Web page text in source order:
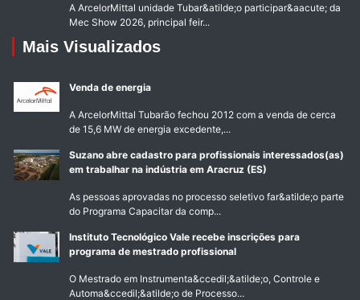
A ArcelorMittal unidade Tubar&atilde;o participar&aacute; da
Mec Show 2026, principal feir...
Mais Visualizados
Venda de energia
A ArcelorMittal Tubarão fechou 2012 com a venda de cerca
de 15,6 MW de energia excedente,...
Suzano abre cadastro para profissionais interessados(as)
em trabalhar na indústria em Aracruz (ES)
As pessoas aprovadas no processo seletivo far&atilde;o parte
do Programa Capacitar da comp...
Instituto Tecnológico Vale recebe inscrições para
programa de mestrado profissional
O Mestrado em Instrumenta&ccedil;&atilde;o, Controle e
Automa&ccedil;&atilde;o de Processo...